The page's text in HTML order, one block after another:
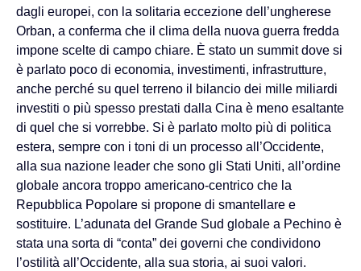
dagli europei, con la solitaria eccezione dell’ungherese
Orban, a conferma che il clima della nuova guerra fredda
impone scelte di campo chiare. È stato un summit dove si
è parlato poco di economia, investimenti, infrastrutture,
anche perché su quel terreno il bilancio dei mille miliardi
investiti o più spesso prestati dalla Cina è meno esaltante
di quel che si vorrebbe. Si è parlato molto più di politica
estera, sempre con i toni di un processo all’Occidente,
alla sua nazione leader che sono gli Stati Uniti, all’ordine
globale ancora troppo americano-centrico che la
Repubblica Popolare si propone di smantellare e
sostituire. L’adunata del Grande Sud globale a Pechino è
stata una sorta di “conta” dei governi che condividono
l’ostilità all’Occidente, alla sua storia, ai suoi valori.